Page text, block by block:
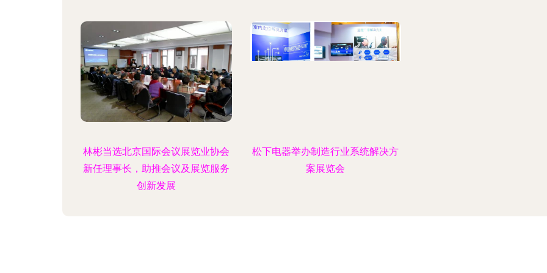
林彬当选北京国际会议展览业协会
新任理事长，助推会议及展览服务
创新发展
松下电器举办制造行业系统解决方
案展览会